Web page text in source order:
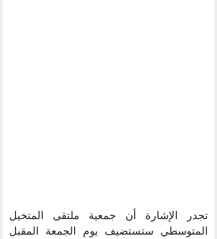
تجدر الإشارة أن جمعية ملتقى المتخيل
المتوسطي ستستضيف يوم الجمعة المقبل